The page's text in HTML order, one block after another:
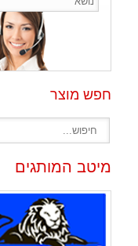
חפש מוצר
מיטב המותגים